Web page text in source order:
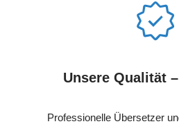
Unsere Qualität
Professionelle Übersetzer